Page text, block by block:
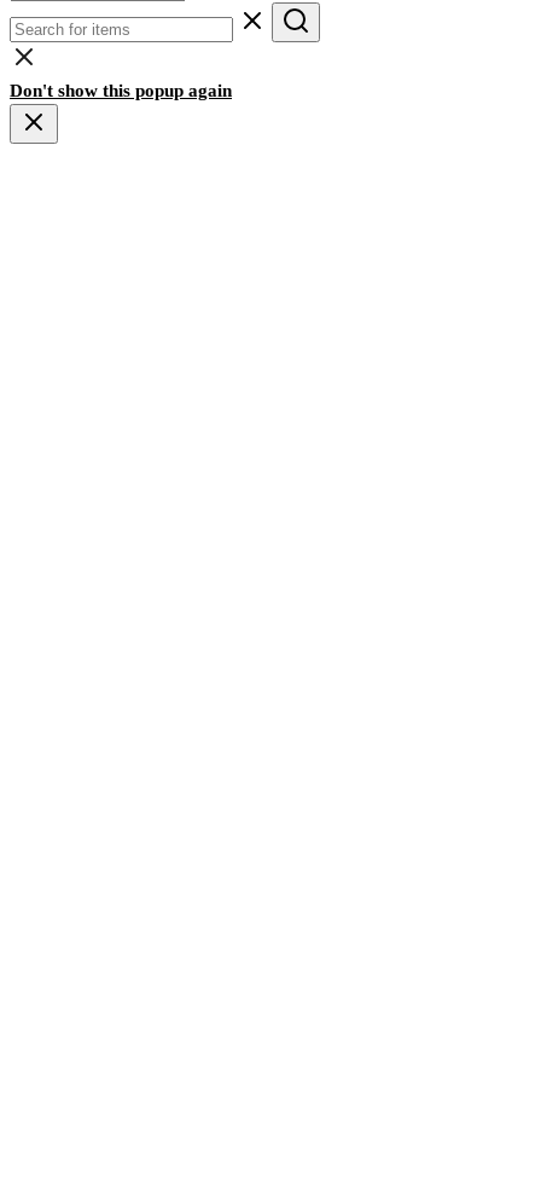
Don't show this popup again